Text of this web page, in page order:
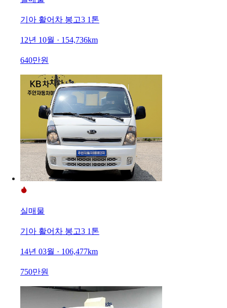
기아 활어차 봉고3 1톤
12년 10월 · 154,736km
640만원
실매물
기아 활어차 봉고3 1톤
14년 03월 · 106,477km
750만원